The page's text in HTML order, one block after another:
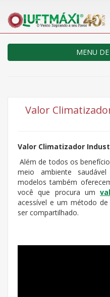
MENU
Valor
Valor Climatizador
Além de todos os
meio ambiente
modelos também
você que procura um
acessível e um método
ser compartilhado.